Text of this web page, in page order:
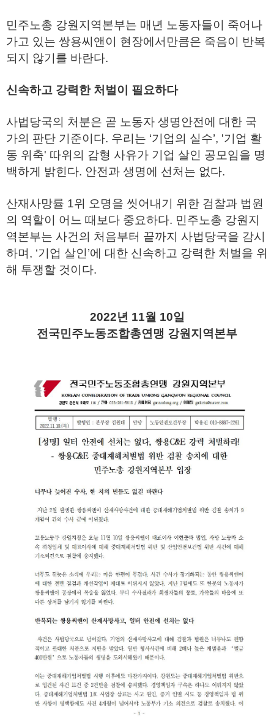
민주노총 강원지역본부는 매년 노동자들이 죽어나
가고 있는 쌍용씨앤이 현장에서만큼은 죽음이 반복
되지 않기를 바란다.
신속하고 강력한 처벌이 필요하다
사법당국의 처분은 곧 노동자 생명안전에 대한 국
가의 판단 기준이다. 우리는 ‘기업의 실수’, '기업 활
동 위축' 따위의 감형 사유가 기업 살인 공모임을 명
백하게 밝힌다. 안전과 생명에 선처는 없다.
산재사망률 1위 오명을 씻어내기 위한 검찰과 법원
의 역할이 어느 때보다 중요하다. 민주노총 강원지
역본부는 사건의 처음부터 끝까지 사법당국을 감시
하며, ‘기업 살인’에 대한 신속하고 강력한 처벌을 위
해 투쟁할 것이다.
2022년 11월 10일
전국민주노동조합총연맹 강원지역본부